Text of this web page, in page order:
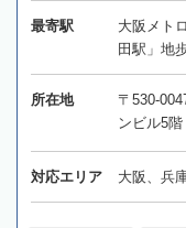
最寄駅
大阪メト
田駅」地
所在地
〒530-
ンビル5階
対応エリア 大阪、兵